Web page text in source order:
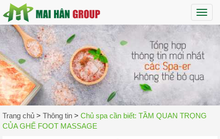
Trang chủ > Thông tin > Chủ spa cần biết: TẦM QUAN TRỌNG
CỦA GHẾ FOOT MASSAGE